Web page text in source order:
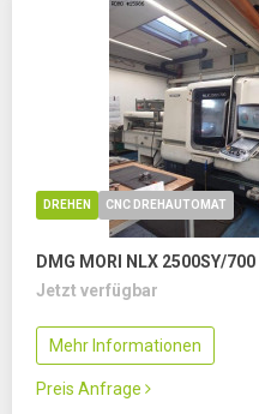
DREHEN CNC DREHAUTOMAT
DMG MORI NLX 2500SY/700
Jetzt verfügbar
Mehr Informationen
Preis Anfrage